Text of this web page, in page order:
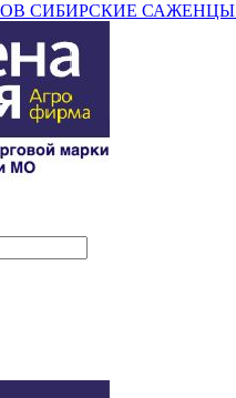
СИБИРСКИЕ САЖЕНЦЫ